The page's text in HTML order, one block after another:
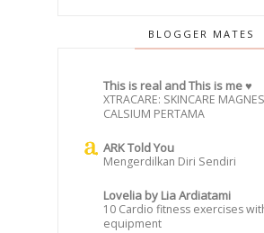
BLOGGER MATES
This is real and This is me ♥
XTRACARE: SKINCARE
CALSIUM PERTAMA
ARK Told You
Mengerdilkan Diri Sendiri
Lovelia by Lia Ardiatami
10 Cardio fitness exercises
equipment